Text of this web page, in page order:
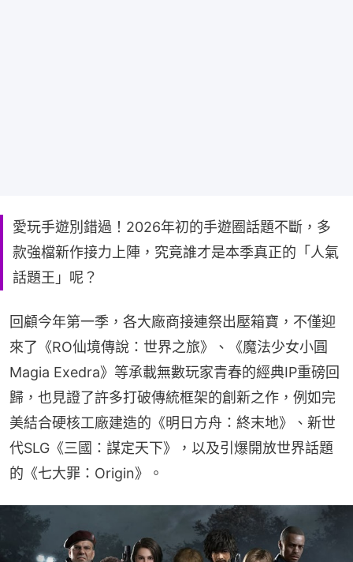
愛玩手遊別錯過！2026年初的手遊圈話題不斷，多
款強檔新作接力上陣，究竟誰才是本季真正的「人氣
話題王」呢？
回顧今年第一季，各大廠商接連祭出壓箱寶，不僅迎
來了《RO仙境傳說：世界之旅》、《魔法少女小圓
Magia Exedra》等承載無數玩家青春的經典IP重磅回
歸，也見證了許多打破傳統框架的創新之作，例如完
美結合硬核工廠建造的《明日方舟：終末地》、新世
代SLG《三國：謀定天下》，以及引爆開放世界話題
的《七大罪：Origin》。